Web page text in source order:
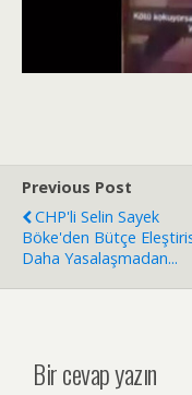
Previous Post
CHP'li Selin Sayek
Böke'den Bütçe
Daha Yasalaşmadan...
Bir cevap yazın